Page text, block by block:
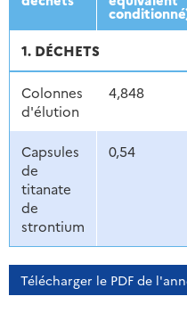
1. DÉCHETS
Colonnes
d'élution
4,848
Capsules
de
titanate
de
strontium
0,54
Télécharger le PDF de